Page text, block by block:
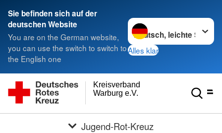
Sie befinden sich auf der
deutschen Website
You are on the German website,
you can use the switch to switch to
the English one
Sprache wechseln zu
Alles klar
Warburg e.V.
Kreisverband
Jugend-Rot-Kreuz